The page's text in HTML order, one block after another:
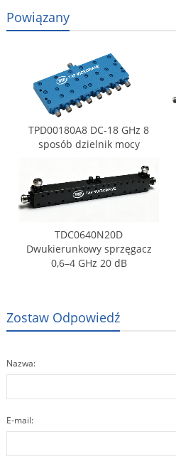
Powiązany
TPD00180A8 DC-18 GHz 8
sposób dzielnik mocy
TDC0640N20D
Dwukierunkowy sprzęgacz
0,6–4 GHz 20 dB
Zostaw Odpowiedź
Nazwa:
E-mail: